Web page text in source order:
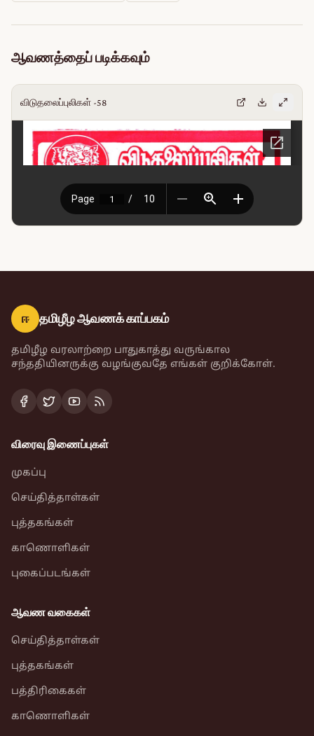
ஆவணத்தைப் படிக்கவும்
விடுதலைப்புலிகள் -58
ஈ தமிழீழ ஆவணக் காப்பகம்
தமிழீழ வரலாற்றை பாதுகாத்து வருங்கால
சந்ததியினருக்கு வழங்குவதே எங்கள் குறிக்கோள்.
விரைவு இணைப்புகள்
முகப்பு
செய்தித்தாள்கள்
புத்தகங்கள்
காணொளிகள்
புகைப்படங்கள்
ஆவண வகைகள்
செய்தித்தாள்கள்
புத்தகங்கள்
பத்திரிகைகள்
காணொளிகள்